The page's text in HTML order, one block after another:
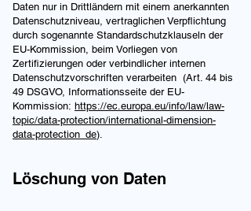
Daten nur in Drittländern mit einem anerkannten
Datenschutzniveau, vertraglichen Verpflichtung
durch sogenannte Standardschutzklauseln der
EU-Kommission, beim Vorliegen von
Zertifizierungen oder verbindlicher internen
Datenschutzvorschriften verarbeiten (Art. 44 bis
49 DSGVO, Informationsseite der EU-
Kommission: https://ec.europa.eu/info/law/law-
topic/data-protection/international-dimension-
data-protection_de).
Löschung von Daten